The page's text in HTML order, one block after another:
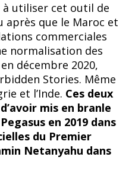
à utiliser cet outil de
après que le Maroc et
commerciales
normalisation des
décembre 2020,
Stories. Même
et l’Inde. Ces deux
mis en branle
en 2019 dans
du Premier
Netanyahu dans